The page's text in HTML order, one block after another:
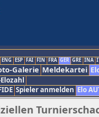
ENG ESP FAI FIN FRA GER GRE INA
Galerie Meldekartei
Spieler anmelden Elo